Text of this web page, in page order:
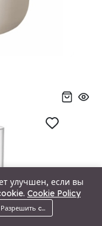
Корзина
улучшен, если вы
Cookie Policy
Разрешить cookie